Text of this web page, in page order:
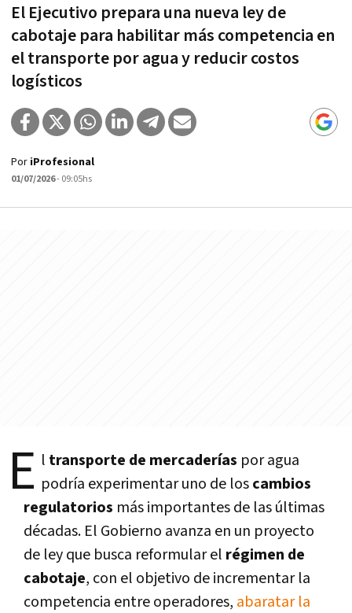
El Ejecutivo prepara una nueva ley de
cabotaje para habilitar más competencia en
el transporte por agua y reducir costos
logísticos
Por iProfesional
01/07/2026- 09:05hs
E l transporte de mercaderías por agua
podría experimentar uno de loscambios
regulatorios más importantes de las últimas
décadas. El Gobierno avanza en un proyecto
de ley que busca reformular el régimen de
cabotaje, con el objetivo de incrementar la
competencia entre operadores, abaratar la